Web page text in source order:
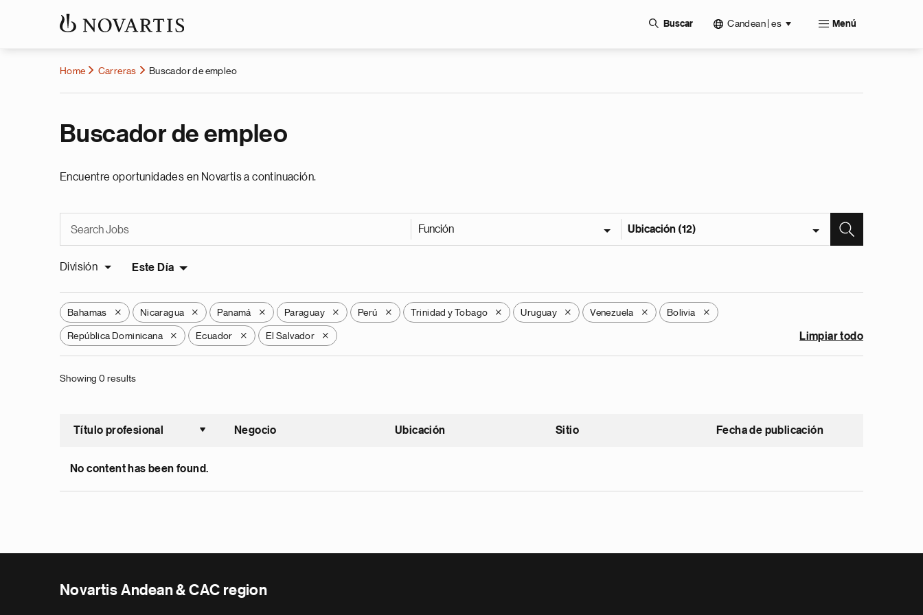
Buscar Candean | es Menú
Home Carreras Buscador de empleo
Buscador de empleo
Encuentre oportunidades en Novartis a continuación.
Función Ubicación (12)
División Este Día
Bahamas X Nicaragua X Panamá X Paraguay X Perú X Trinidad y Tobago X Uruguay X Venezuela X Bolivia X
República Dominicana X Ecuador X El Salvador X Limpiar todo
Showing 0 results
Título profesional
Ordenar ascendente
Negocio Ubicación Sitio Fecha de publicación
No content has been found.
Novartis Andean & CAC region